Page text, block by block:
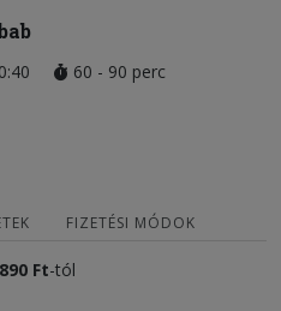
60 - 90 perc
FIZETÉSI MÓDOK
Ft-tól